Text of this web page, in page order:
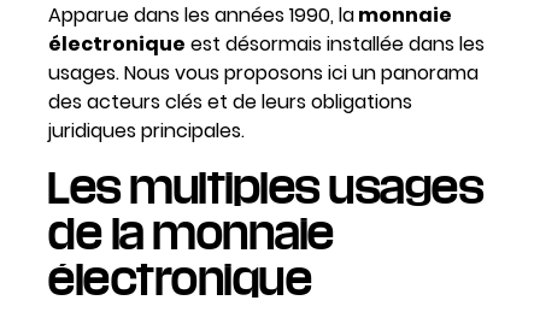
Apparue dans les années 1990, lamonnaie
électronique est désormais installée dans les
usages. Nous vous proposons ici un panorama
des acteurs clés et de leurs obligations
juridiques principales.
Les multiples usages
de la monnaie
électronique